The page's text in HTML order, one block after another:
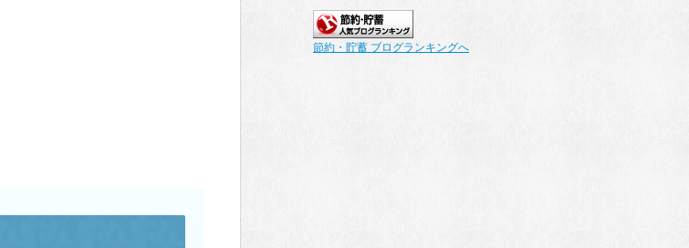
節約・貯蓄 ブログランキングへ